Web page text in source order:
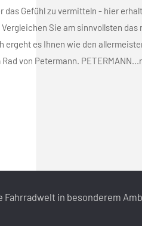
Gefühl zu vermitteln - hier
Sie am sinnvollsten das
ergeht es Ihnen wie den
von Petermann.
in besonderem